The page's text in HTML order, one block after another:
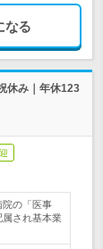
なる
休み｜年休123
院の「医事
され基本業